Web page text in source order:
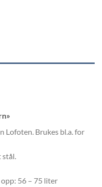
Lofoten. Brukes bl.a. for
56 – 75 liter